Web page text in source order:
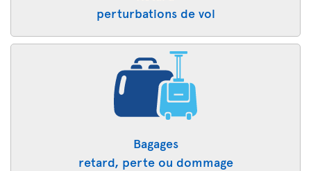
perturbations de vol
Bagages
retard, perte ou dommage